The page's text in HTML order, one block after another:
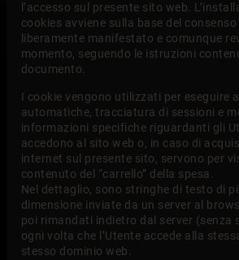
l’accesso sul presente sito web.
cookies avviene sulla base del consenso
liberamente manifestato e comunque
momento, seguendo le istruzioni
documento.
I cookie vengono utilizzati per eseguire
automatiche, tracciatura di sessioni e
informazioni specifiche riguardanti gli
accedono al sito web o, in caso di
internet sul presente sito, servono per
contenuto del “carrello” della spesa.
Nel dettaglio, sono stringhe di testo di
dimensione inviate da un server al
poi rimandati indietro dal server (senza
ogni volta che l’Utente accede alla
stesso dominio web.